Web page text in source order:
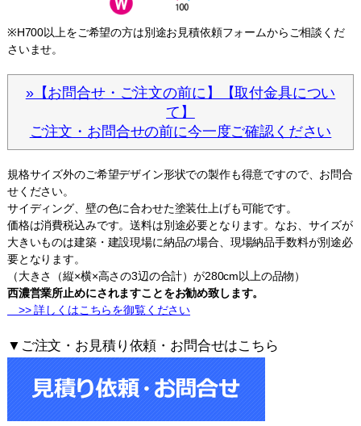
※H700以上をご希望の方は別途お見積依頼フォームからご相談くだ
さいませ。
»【お問合せ・ご注文の前に】【取付金具につい
て】
ご注文・お問合せの前に今一度ご確認ください
規格サイズ外のご希望デザイン形状での製作も得意ですので、お問合
せください。
サイディング、壁の色に合わせた塗装仕上げも可能です。
価格は消費税込みです。送料は別途必要となります。なお、サイズが
大きいものは建築・建設現場に納品の場合、現場納品手数料が別途必
要となります。
（大きさ（縦×横×高さの3辺の合計）が280cm以上の品物）
西濃営業所止めにされますことをお勧め致します。
>> 詳しくはこちらを御覧ください
▼ご注文・お見積り依頼・お問合せはこちら